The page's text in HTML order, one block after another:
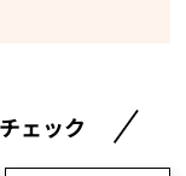
ェック